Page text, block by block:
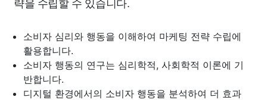
소비자 심리와 행동을 이해하여 마케팅 전략 수립에
활용합니다.
소비자 행동의 연구는 심리학적, 사회학적 이론에 기
반합니다.
디지털 환경에서의 소비자 행동을 분석하여 더 효과